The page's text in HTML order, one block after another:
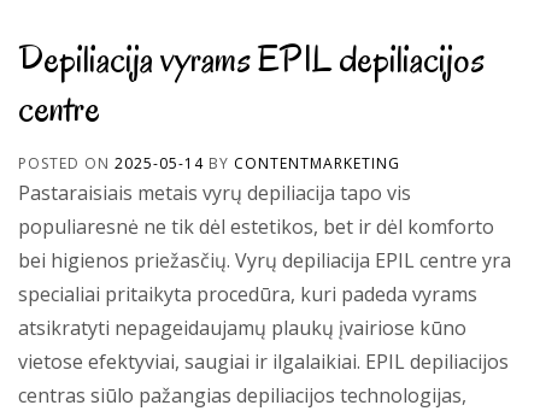
Depiliacija vyrams EPIL depiliacijos
centre
POSTED ON 2025-05-14 BY CONTENTMARKETING
Pastaraisiais metais vyrų depiliacija tapo vis
populiaresnė ne tik dėl estetikos, bet ir dėl komforto
bei higienos priežasčių. Vyrų depiliacija EPIL centre yra
specialiai pritaikyta procedūra, kuri padeda vyrams
atsikratyti nepageidaujamų plaukų įvairiose kūno
vietose efektyviai, saugiai ir ilgalaikiai. EPIL depiliacijos
centras siūlo pažangias depiliacijos technologijas,